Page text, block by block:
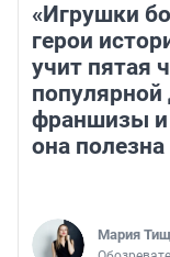
«Игрушки
герои
учит пятая
популярной
франшизы
она
Мария